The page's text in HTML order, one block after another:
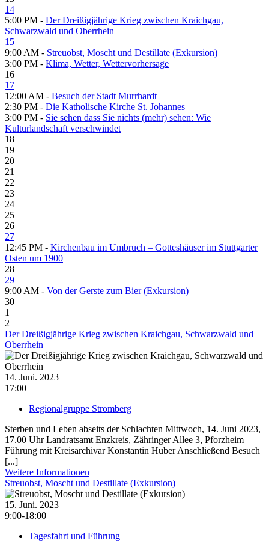
14
5:00 PM - Der Dreißigjährige Krieg zwischen Kraichgau,
Schwarzwald und Oberrhein
15
9:00 AM - Streuobst, Moscht und Destillate (Exkursion)
3:00 PM - Klima, Wetter, Wettervorhersage
16
17
12:00 AM - Besuch der Stadt Murrhardt
2:30 PM - Die Katholische Kirche St. Johannes
3:00 PM - Sie sehen dass Sie nichts (mehr) sehen: Wie
Kulturlandschaft verschwindet
18
19
20
21
22
23
24
25
26
27
12:45 PM - Kirchenbau im Umbruch – Gotteshäuser im Stuttgarter
Osten um 1900
28
29
9:00 AM - Von der Gerste zum Bier (Exkursion)
30
1
2
Der Dreißigjährige Krieg zwischen Kraichgau, Schwarzwald und
Oberrhein
14. Juni. 2023
17:00
Regionalgruppe Stromberg
Sterben und Leben abseits der Schlachten Mittwoch, 14. Juni 2023,
17.00 Uhr Landratsamt Enzkreis, Zähringer Allee 3, Pforzheim
Führung mit Kreisarchivar Konstantin Huber Anschließend Besuch
[...]
Weitere Informationen
Streuobst, Moscht und Destillate (Exkursion)
15. Juni. 2023
9:00-18:00
Tagesfahrt und Führung